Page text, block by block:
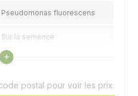
Pseudomonas fluorescens
Sur la semence
Liquide
Voir les caractéristiques
+
postal pour voir les prix.